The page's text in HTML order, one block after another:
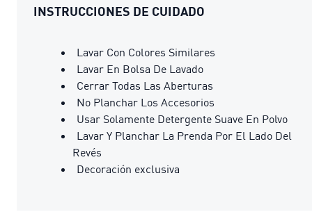
INSTRUCCIONES DE CUIDADO
Lavar Con Colores Similares
Lavar En Bolsa De Lavado
Cerrar Todas Las Aberturas
No Planchar Los Accesorios
Usar Solamente Detergente Suave En Polvo
Lavar Y Planchar La Prenda Por El Lado Del
Revés
Decoración exclusiva